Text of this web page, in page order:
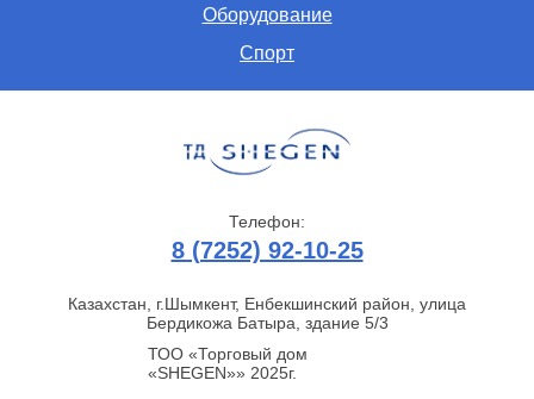
Оборудование
Спорт
ТОО «Торговый дом
«SHEGEN»» 2025г.
Казахстан, г.Шымкент, Енбекшинский район, улица
Бердикожа Батыра, здание 5/3
Телефон:
8 (7252) 92-10-25